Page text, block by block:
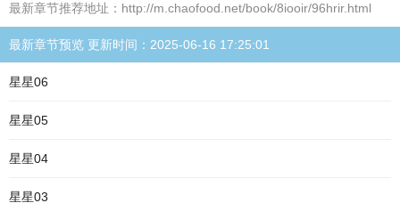
最新章节推荐地址：http://m.chaofood.net/book/8iooir/96hrir.html
最新章节预览 更新时间：2025-06-16 17:25:01
星星06
星星05
星星04
星星03